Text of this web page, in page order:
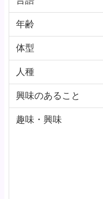
年齢
体型
人種
興味のあること
趣味・興味